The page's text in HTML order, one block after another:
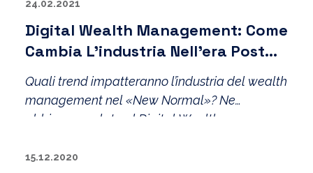
fintech non solo italiano.
24.02.2021
Digital Wealth Management: Come
Cambia L’industria Nell’era Post
Covid
Quali trend impatteranno l’industria del wealth
management nel «New Normal»? Ne
abbiamo parlato al Digital Wealth
15.12.2020